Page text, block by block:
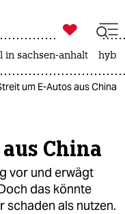

taz zahl ich
in sachsen-anhalt
um E-Autos aus China
China
vor und erwägt
das könnte
als nutzen.